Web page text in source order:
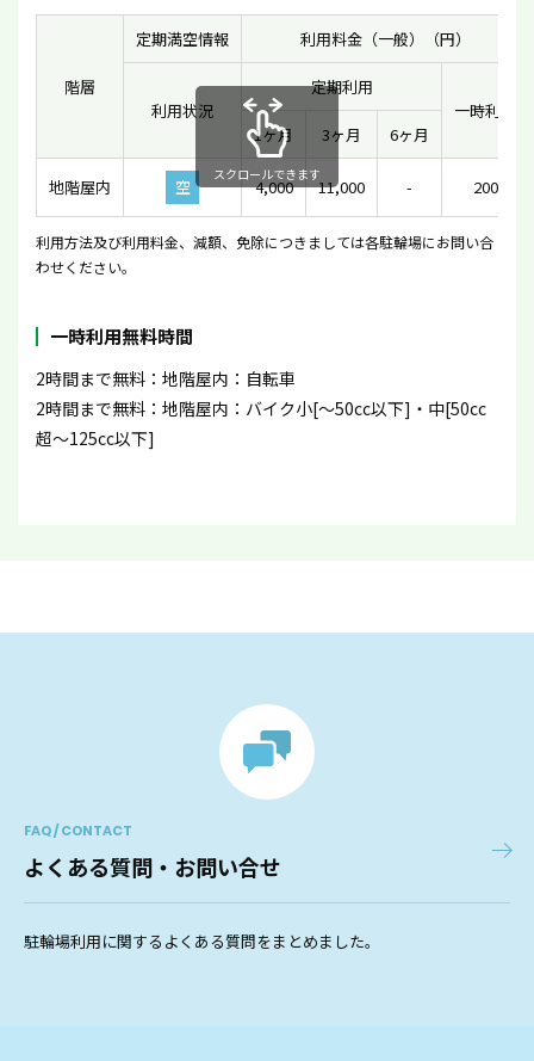
階層
定期満空情報 利用料金（一般）（円）
利用状況
定期利用
一時利用
1ヶ月
3ヶ月 6ヶ月
地階屋内 空 4,000 11,000 - 200
スクロールできます
利用方法及び利用料金、減額、免除につきましては各駐輪場にお問い合
わせください。
一時利用無料時間
2時間まで無料：地階屋内：自転車
2時間まで無料：地階屋内：バイク小[〜50cc以下]・中[50cc
超〜125cc以下]
FAQ / CONTACT
よくある質問・お問い合せ
駐輪場利用に関するよくある質問をまとめました。